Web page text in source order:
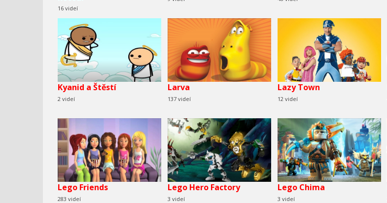
16 videí
Kyanid a Štěstí
2 videí
Larva
137 videí
Lazy Town
12 videí
Lego Friends
283 videí
Lego Hero Factory
3 videí
Lego Chima
3 videí